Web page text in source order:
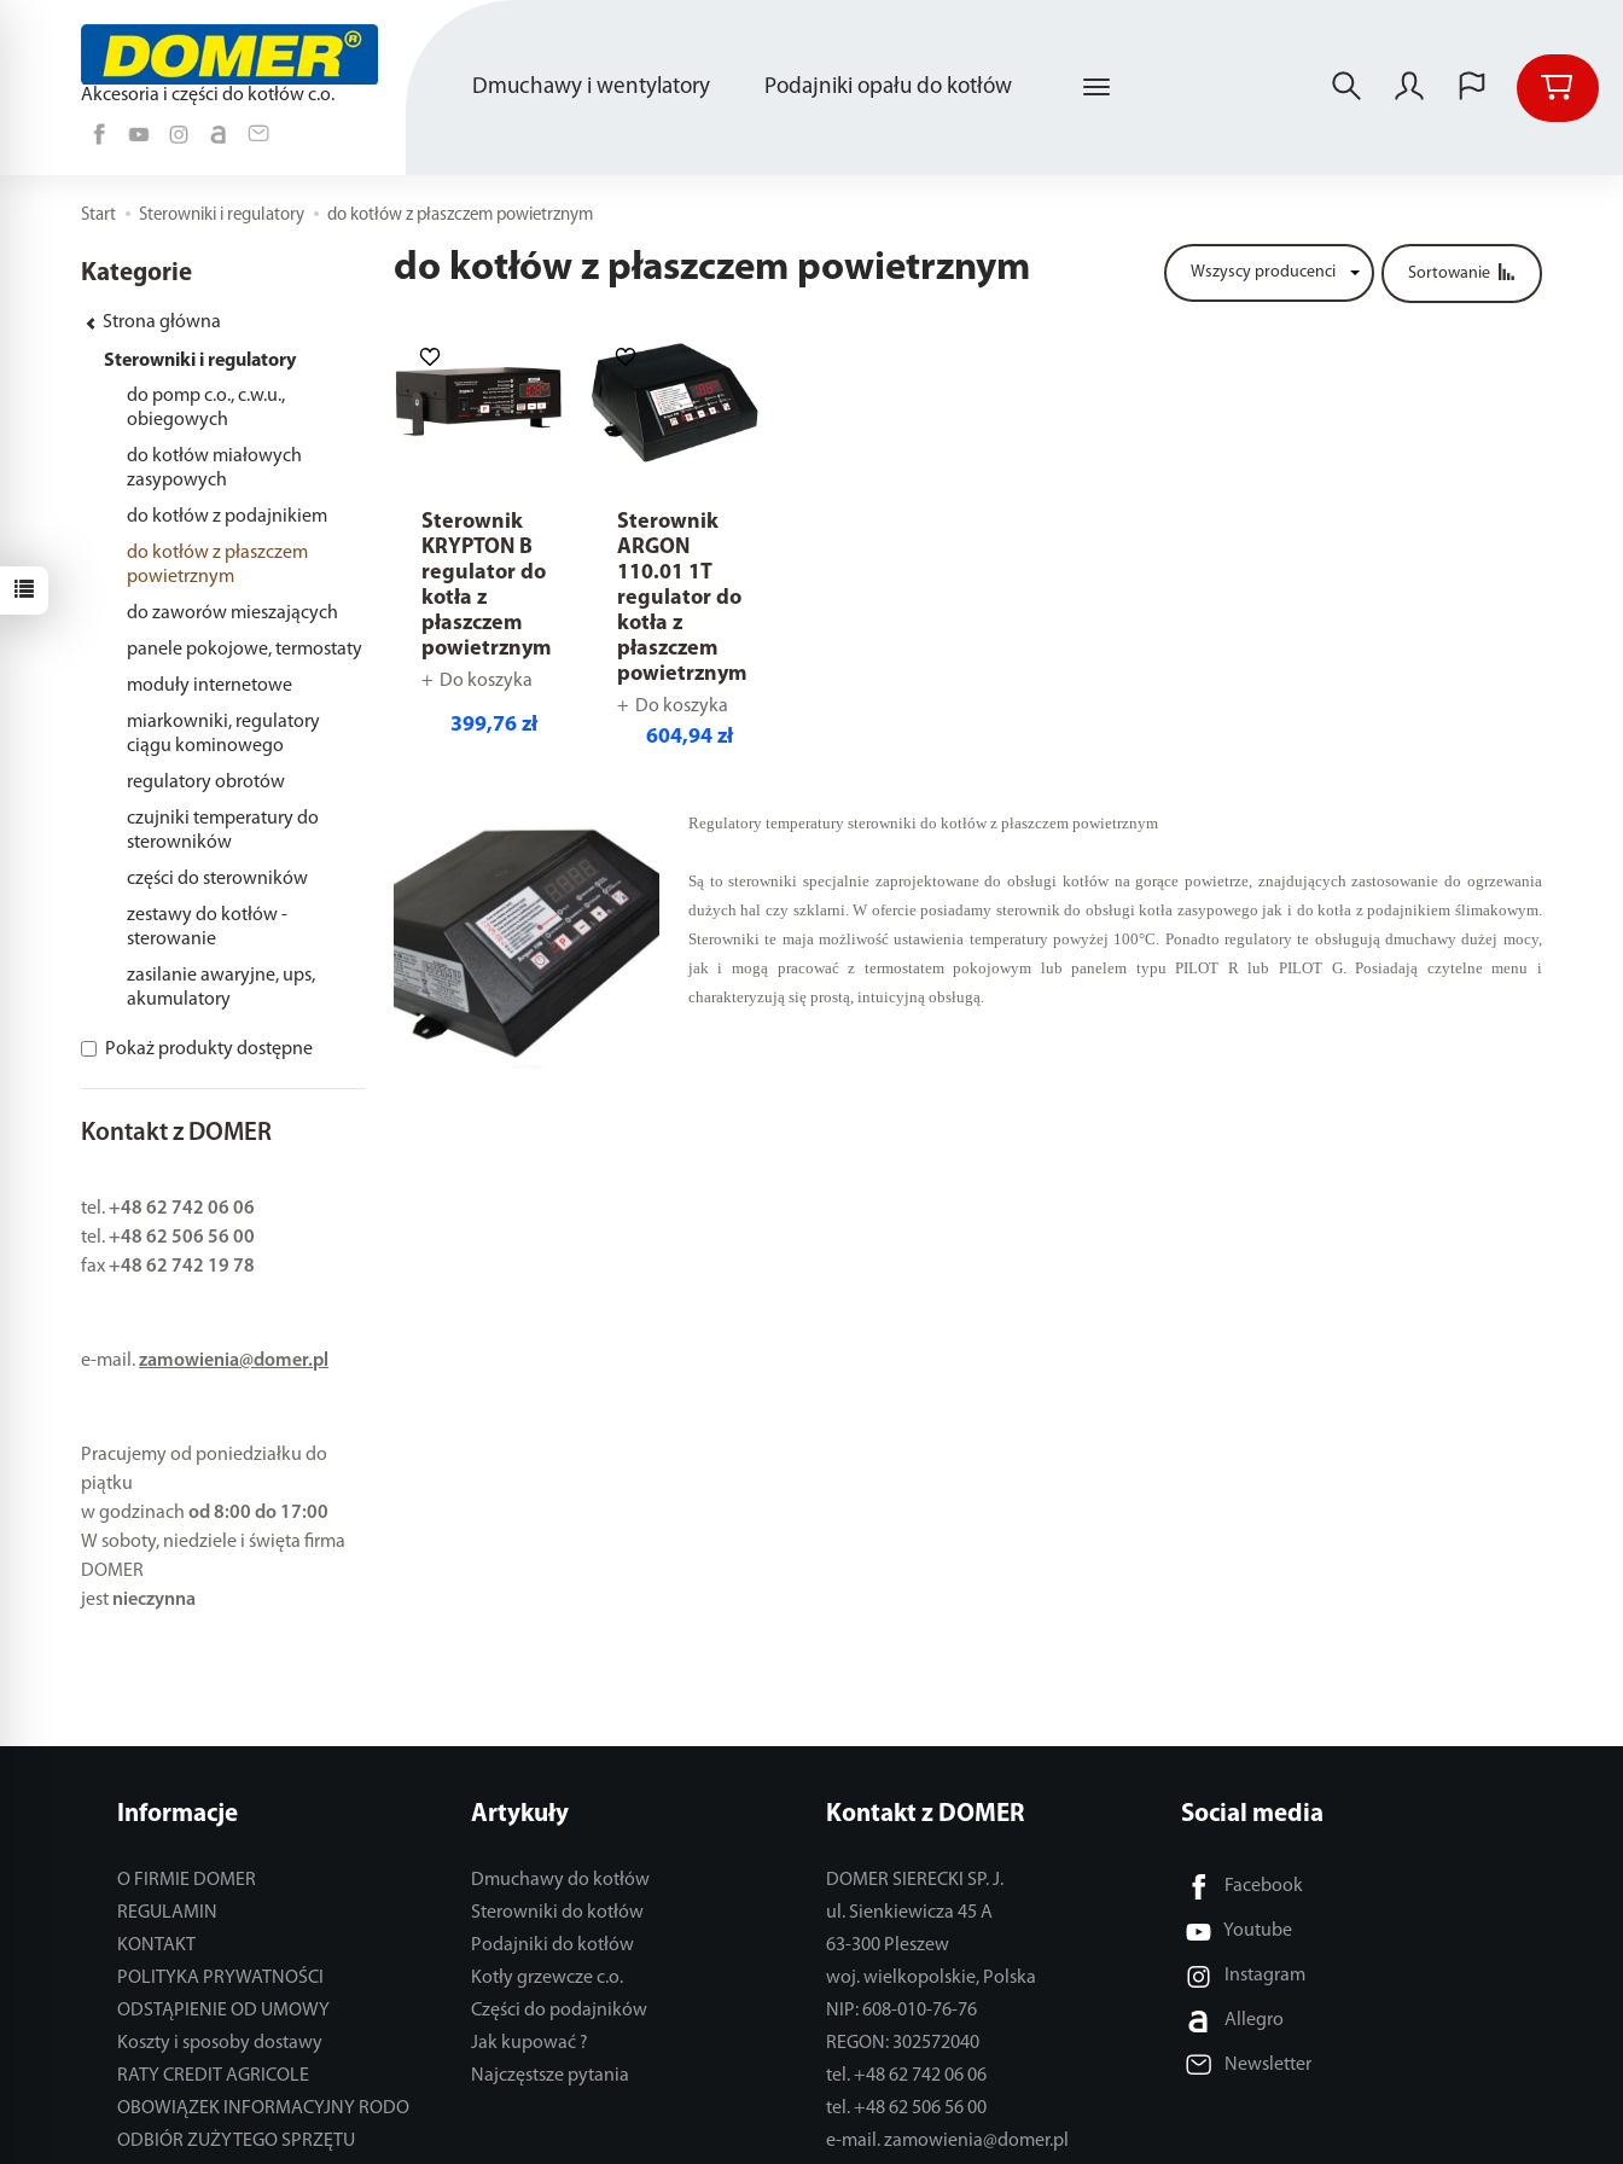
Akcesoria i części do kotłów c.o. Dmuchawy i wentylatory Podajniki opału do kotłów
Start Sterowniki i regulatory do kotłów z płaszczem powietrznym
do kotłów z płaszczem powietrznym Sortowanie
Sterownik
KRYPTON B
regulator do
kotła z
płaszczem
powietrznym
Do koszyka
399,76 zł
Sterownik
ARGON
110.01 1T
regulator do
kotła z
płaszczem
powietrznym
Do koszyka
604,94 zł
Regulatory temperatury sterowniki do kotłów z płaszczem powietrznym
Są to sterowniki specjalnie zaprojektowane do obsługi kotłów na gorące powietrze, znajdujących zastosowanie do ogrzewania
dużych hal czy szklarni. W ofercie posiadamy sterownik do obsługi kotła zasypowego jak i do kotła z podajnikiem ślimakowym.
Sterowniki te maja możliwość ustawienia temperatury powyżej 100°C. Ponadto regulatory te obsługują dmuchawy dużej mocy,
jak i mogą pracować z termostatem pokojowym lub panelem typu PILOT R lub PILOT G. Posiadają czytelne menu i
charakteryzują się prostą, intuicyjną obsługą.
Kategorie
Strona główna
Sterowniki i regulatory
do pomp c.o., c.w.u.,
obiegowych
do kotłów miałowych
zasypowych
do kotłów z podajnikiem
do kotłów z płaszczem
powietrznym
do zaworów mieszających
panele pokojowe, termostaty
moduły internetowe
miarkowniki, regulatory
ciągu kominowego
regulatory obrotów
czujniki temperatury do
sterowników
części do sterowników
zestawy do kotłów -
sterowanie
zasilanie awaryjne, ups,
akumulatory
Pokaż produkty dostępne
Kontakt z DOMER
tel.+48 62 742 06 06
tel.+48 62 506 56 00
fax+48 62 742 19 78
e-mail.zamowienia@domer.pl
Pracujemy od poniedziałku do
piątku
w godzinachod 8:00 do 17:00
W soboty, niedziele i święta firma
DOMER
jest nieczynna
Informacje
O FIRMIE DOMER
REGULAMIN
KONTAKT
POLITYKA PRYWATNOŚCI
ODSTĄPIENIE OD UMOWY
Koszty i sposoby dostawy
RATY CREDIT AGRICOLE
OBOWIĄZEK INFORMACYJNY RODO
ODBIÓR ZUŻYTEGO SPRZĘTU
Artykuły
Dmuchawy do kotłów
Sterowniki do kotłów
Podajniki do kotłów
Kotły grzewcze c.o.
Części do podajników
Jak kupować ?
Najczęstsze pytania
Kontakt z DOMER
DOMER SIERECKI SP. J.
ul. Sienkiewicza 45 A
63-300 Pleszew
woj. wielkopolskie, Polska
NIP: 608-010-76-76
REGON: 302572040
tel. +48 62 742 06 06
tel. +48 62 506 56 00
e-mail. zamowienia@domer.pl
Social media
Facebook
Youtube
Instagram
Allegro
Newsletter